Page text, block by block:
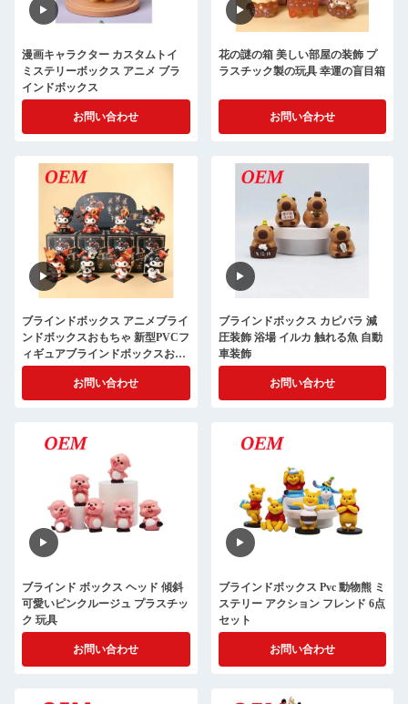
漫画キャラクター カスタムトイ
ミステリーボックス アニメ ブラ
インドボックス
お問い合わせ
花の謎の箱 美しい部屋の装飾 プ
ラスチック製の玩具 幸運の盲目箱
お問い合わせ
ブラインドボックス アニメブライ
ンドボックスおもちゃ 新型PVCフ
ィギュアブラインドボックスおも
ちゃ 新型フィギュアおもちゃ
お問い合わせ
ブラインドボックス カピバラ 減
圧装飾 浴場 イルカ 触れる魚 自動
車装飾
お問い合わせ
ブラインド ボックス ヘッド 傾斜
可愛いピンクルージュ プラスチッ
ク 玩具
お問い合わせ
ブラインドボックス Pvc 動物熊 ミ
ステリー アクション フレンド 6点
セット
お問い合わせ